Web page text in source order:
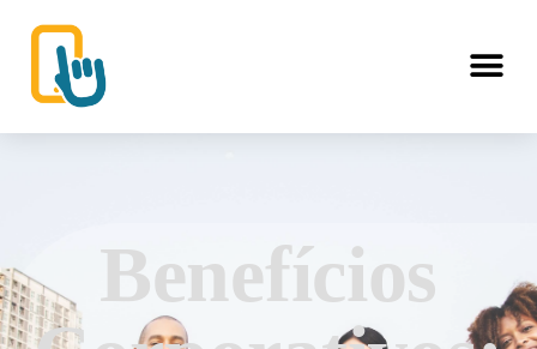
Benefícios